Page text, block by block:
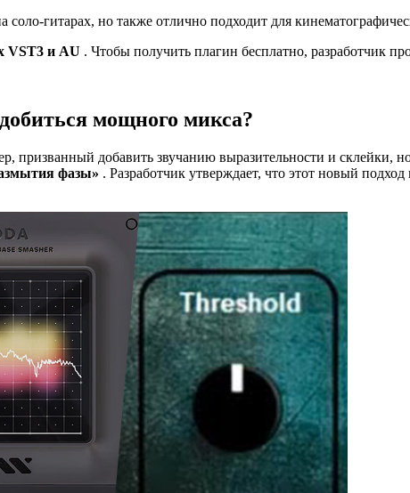
соло-гитарах, но также отлично подходит для
VST3 и AU . Чтобы получить плагин бесплатно, разработчик
мощного микса?
призванный добавить звучанию выразительности и склейки,
фазы» . Разработчик утверждает, что этот новый